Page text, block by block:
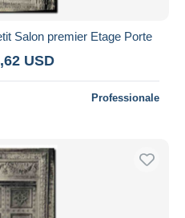
Salon premier Etage Porte
USD
Professionale